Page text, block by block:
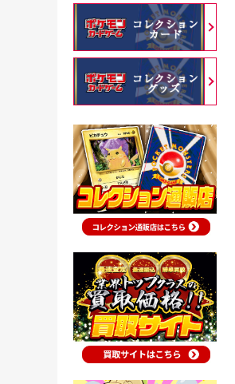
25800円(税
【状態B】リーリエのピ
ッピex(033/100)[RR]
【SV9】
50円(税込)
SOLD OUT